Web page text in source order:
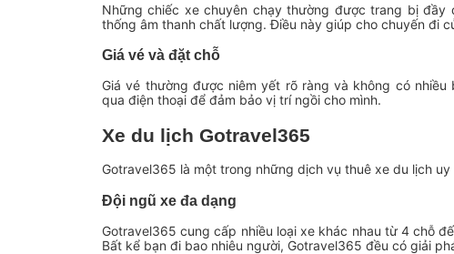
Những chiếc xe chuyên chạy thường được trang bị
thống âm thanh chất lượng. Điều này giúp cho chuyến đi
Giá vé và đặt chỗ
Giá vé thường được niêm yết rõ ràng và không có
qua điện thoại để đảm bảo vị trí ngồi cho mình.
Xe du lịch Gotravel365
Gotravel365 là một trong những dịch vụ thuê xe du lịch
Đội ngũ xe đa dạng
Gotravel365 cung cấp nhiều loại xe khác nhau từ 4 chỗ
Bất kể bạn đi bao nhiêu người, Gotravel365 đều có giải